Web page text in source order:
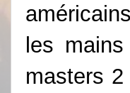
les
masters